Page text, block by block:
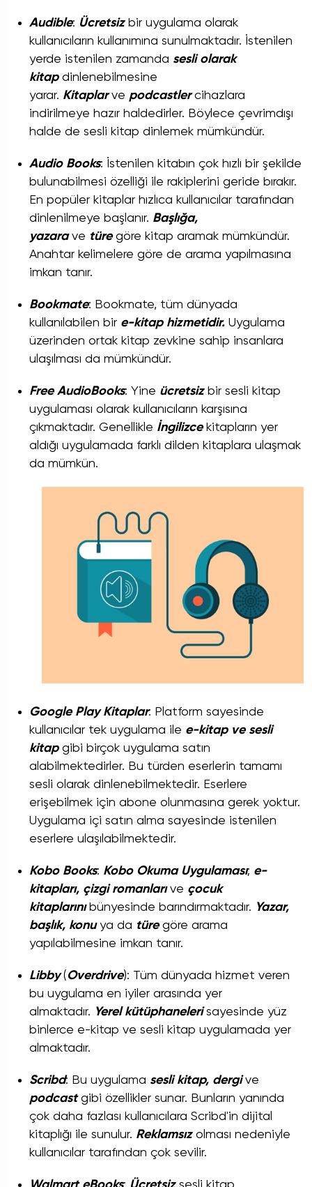
Audible: Ücretsiz bir uygulama olarak
kullanıcıların kullanımına sunulmaktadır. İstenilen
yerde istenilen zamanda sesli olarak
kitap dinlenebilmesine
yarar. Kitaplarve podcastlercihazlara
indirilmeye hazır haldedirler. Böylece çevrimdışı
halde de sesli kitap dinlemek mümkündür.
Audio Books: İstenilen kitabın çok hızlı bir şekilde
bulunabilmesi özelliği ile rakiplerini geride bırakır.
En popüler kitaplar hızlıca kullanıcılar tarafından
dinlenilmeye başlanır. Başlığa,
yazarave türegöre kitap aramak mümkündür.
Anahtar kelimelere göre de arama yapılmasına
imkan tanır.
Bookmate: Bookmate, tüm dünyada
kullanılabilen bir e-kitap hizmetidir. Uygulama
üzerinden ortak kitap zevkine sahip insanlara
ulaşılması da mümkündür.
Free AudioBooks: Yine ücretsiz bir sesli kitap
uygulaması olarak kullanıcıların karşısına
çıkmaktadır. Genellikle İngilizce kitapların yer
aldığı uygulamada farklı dilden kitaplara ulaşmak
da mümkün.
Google Play Kitaplar: Platform sayesinde
kullanıcılar tek uygulama ile e-kitap ve sesli
kitap gibi birçok uygulama satın
alabilmektedirler. Bu türden eserlerin tamamı
sesli olarak dinlenebilmektedir. Eserlere
erişebilmek için abone olunmasına gerek yoktur.
Uygulama içi satın alma sayesinde istenilen
eserlere ulaşılabilmektedir.
Kobo Books: Kobo Okuma Uygulaması; e-
kitapları, çizgi romanlarıve çocuk
kitaplarını bünyesinde barındırmaktadır. Yazar,
başlık, konuya da türegöre arama
yapılabilmesine imkan tanır.
Libby( Overdrive): Tüm dünyada hizmet veren
bu uygulama en iyiler arasında yer
almaktadır. Yerel kütüphanelerisayesinde yüz
binlerce e-kitap ve sesli kitap uygulamada yer
almaktadır.
Scribd: Bu uygulama sesli kitap, dergive
podcastgibi özellikler sunar. Bunların yanında
çok daha fazlası kullanıcılara Scribd'in dijital
kitaplığı ile sunulur. Reklamsız olması nedeniyle
kullanıcılar tarafından çok sevilir.